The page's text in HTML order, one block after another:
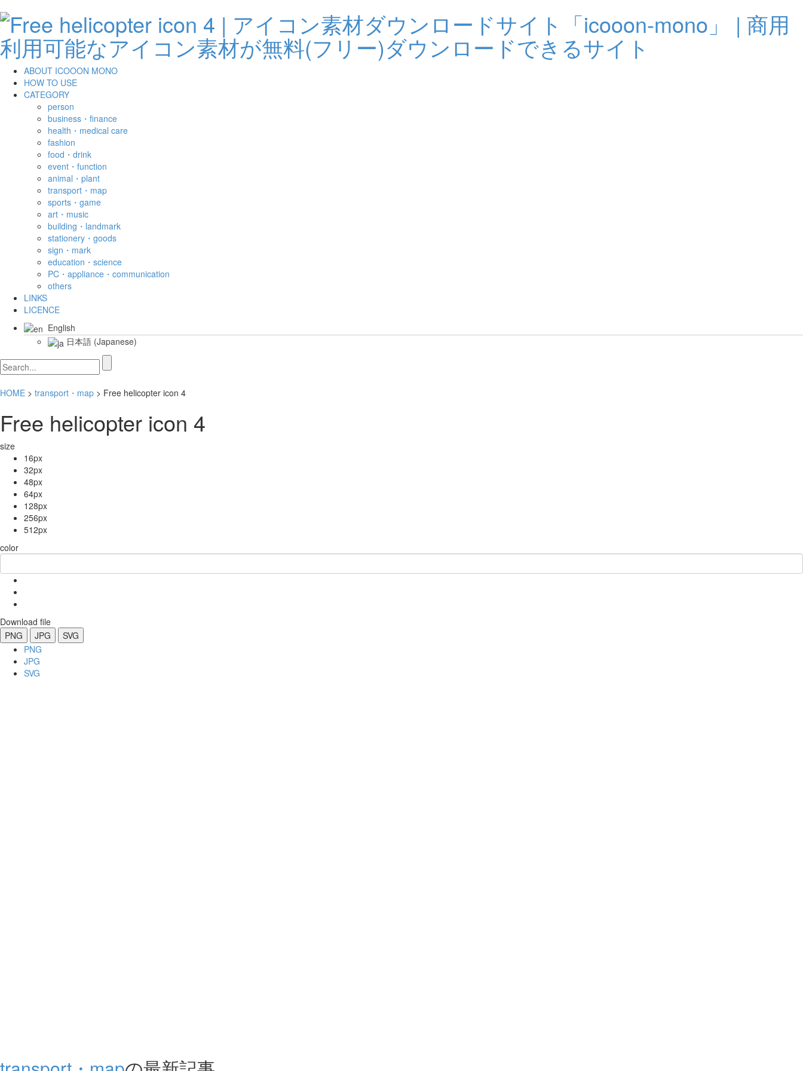
ABOUT ICOOON MONO
HOW TO USE
CATEGORY
person
business・finance
health・medical care
fashion
food・drink
event・function
animal・plant
transport・map
sports・game
art・music
building・landmark
stationery・goods
sign・mark
education・science
PC・appliance・communication
others
LINKS
LICENCE
English
日本語 (Japanese)
HOME > transport・map > Free helicopter icon 4
Free helicopter icon 4
size
16px
32px
48px
64px
128px
256px
512px
color
Download file
PNG
JPG
SVG
PNG
JPG
SVG